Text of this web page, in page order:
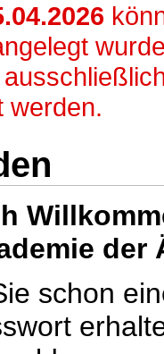
werden.
der
schon